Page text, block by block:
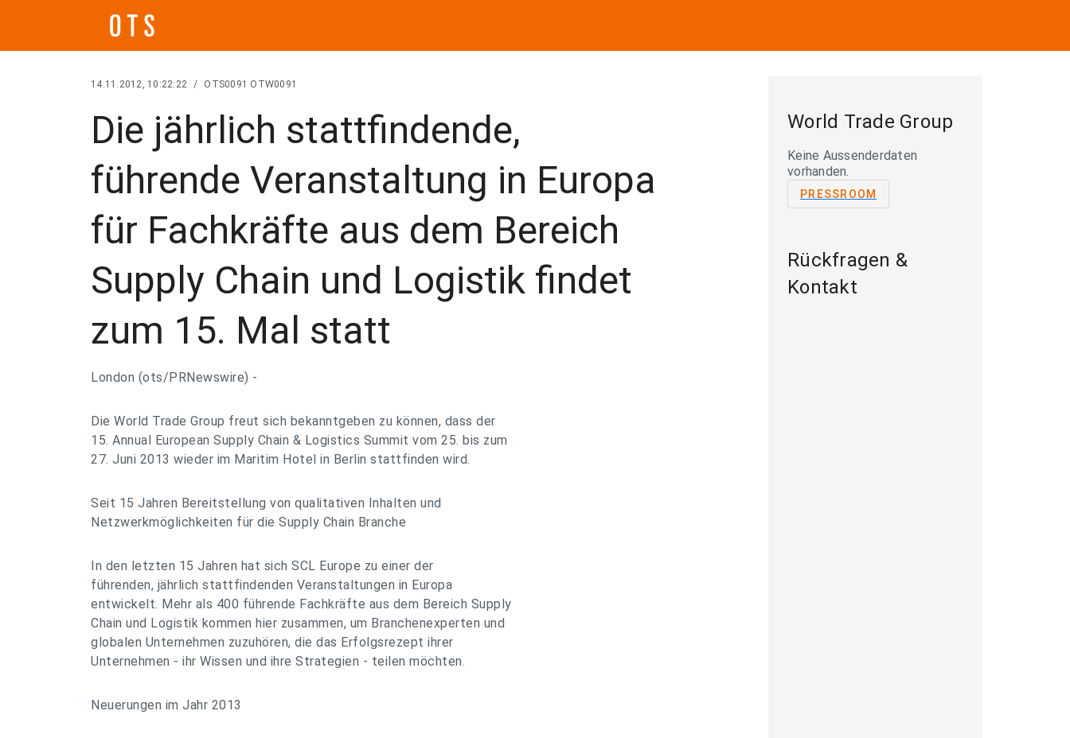
14.11.2012, 10:22:22 / OTS0091 OTW0091
Die jährlich stattfindende,
führende Veranstaltung in Europa
für Fachkräfte aus dem Bereich
Supply Chain und Logistik findet
zum 15. Mal statt
London (ots/PRNewswire) -
Die World Trade Group freut sich bekanntgeben zu können, dass der
15. Annual European Supply Chain & Logistics Summit vom 25. bis zum
27. Juni 2013 wieder im Maritim Hotel in Berlin stattfinden wird.
Seit 15 Jahren Bereitstellung von qualitativen Inhalten und
Netzwerkmöglichkeiten für die Supply Chain Branche
In den letzten 15 Jahren hat sich SCL Europe zu einer der
führenden, jährlich stattfindenden Veranstaltungen in Europa
entwickelt. Mehr als 400 führende Fachkräfte aus dem Bereich Supply
Chain und Logistik kommen hier zusammen, um Branchenexperten und
globalen Unternehmen zuzuhören, die das Erfolgsrezept ihrer
Unternehmen - ihr Wissen und ihre Strategien - teilen möchten.
Neuerungen im Jahr 2013
World Trade Group
Keine Aussenderdaten
vorhanden.
PRESSROOM
Rückfragen &
Kontakt